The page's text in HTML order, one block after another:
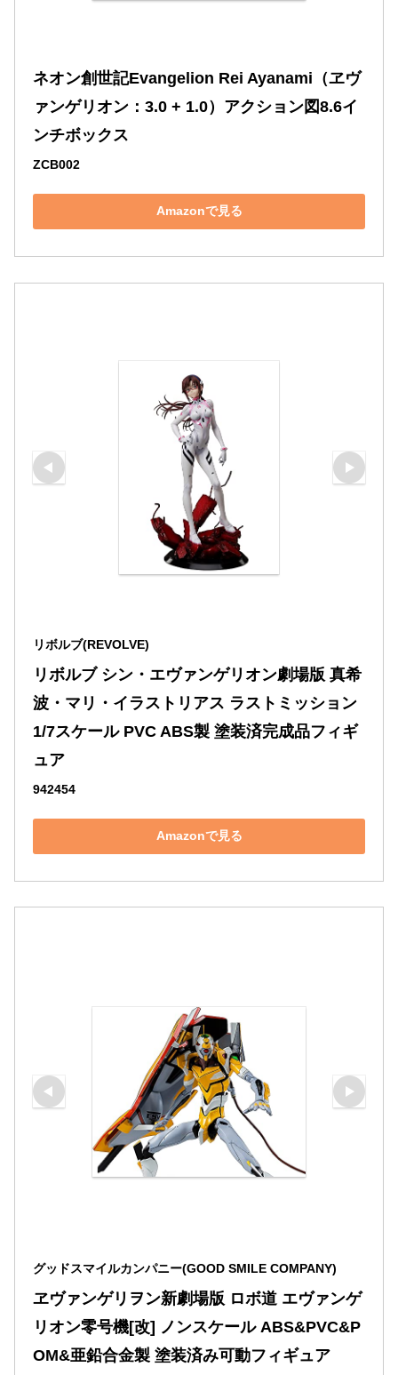
ネオン創世記Evangelion Rei Ayanami（ヱヴ
ァンゲリオン：3.0 + 1.0）アクション図8.6イ
ンチボックス
ZCB002
Amazonで見る
リボルブ(REVOLVE)
リボルブ シン・エヴァンゲリオン劇場版 真希
波・マリ・イラストリアス ラストミッション
1/7スケール PVC ABS製 塗装済完成品フィギ
ュア
942454
Amazonで見る
グッドスマイルカンパニー(GOOD SMILE COMPANY)
ヱヴァンゲリヲン新劇場版 ロボ道 エヴァンゲ
リオン零号機[改] ノンスケール ABS&PVC&P
OM&亜鉛合金製 塗装済み可動フィギュア